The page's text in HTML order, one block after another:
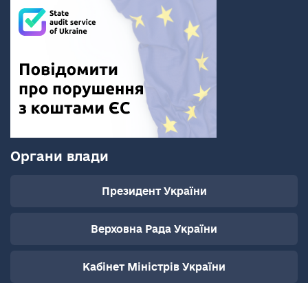
Органи влади
Президент України
Верховна Рада України
Кабінет Міністрів України